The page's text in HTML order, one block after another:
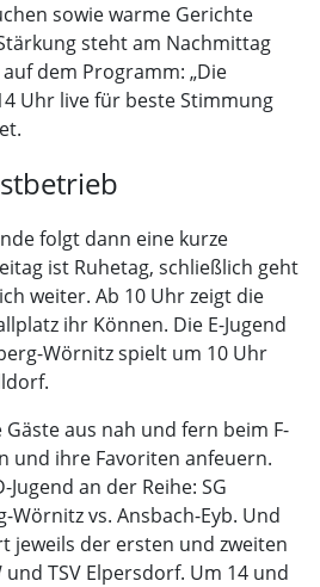
sowie warme Gerichte
steht am Nachmittag
dem Programm: „Die
Uhr live für beste Stimmung
folgt dann eine kurze
ist Ruhetag, schließlich geht
weiter. Ab 10 Uhr zeigt die
ihr Können. Die E-Jugend
Wörnitz spielt um 10 Uhr
aus nah und fern beim F-
und ihre Favoriten anfeuern.
an der Reihe: SG
vs. Ansbach-Eyb. Und
jeweils der ersten und zweiten
und TSV Elpersdorf. Um 14 und